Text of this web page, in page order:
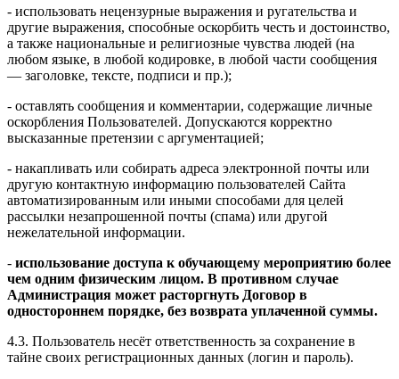
- использовать нецензурные выражения и ругательства и
другие выражения, способные оскорбить честь и достоинство,
а также национальные и религиозные чувства людей (на
любом языке, в любой кодировке, в любой части сообщения
— заголовке, тексте, подписи и пр.);
- оставлять сообщения и комментарии, содержащие личные
оскорбления Пользователей. Допускаются корректно
высказанные претензии с аргументацией;
- накапливать или собирать адреса электронной почты или
другую контактную информацию пользователей Сайта
автоматизированным или иными способами для целей
рассылки незапрошенной почты (спама) или другой
нежелательной информации.
- использование доступа к обучающему мероприятию более
чем одним физическим лицом. В противном случае
Администрация может расторгнуть Договор в
одностороннем порядке, без возврата уплаченной суммы.
4.3. Пользователь несёт ответственность за сохранение в
тайне своих регистрационных данных (логин и пароль).